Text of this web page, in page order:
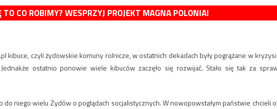
TO CO ROBIMY? WESPRZYJ PROJEKT MAGNA POLONIA!
kibuce, czyli żydowskie komuny rolnicze, w ostatnich dekadach były pogrążane w
ostatnio ponowie wiele kibuców zaczęło się rozwijać. Stało się tak za
do niego wielu Żydów o poglądach socjalistycznych. W nowopowstałym państwie chcieli